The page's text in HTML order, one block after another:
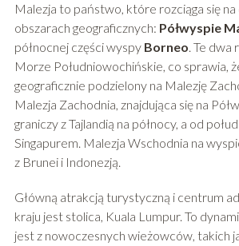
Malezja to państwo, które rozciąga się na
obszarach geograficznych: Półwyspie
północnej części wyspy Borneo. Te dwa
Morze Południowochińskie, co sprawia,
geograficznie podzielony na Malezję
Malezja Zachodnia, znajdująca się na
graniczy z Tajlandią na północy, a od
Singapurem. Malezja Wschodnia na
z Brunei i Indonezją.
Główną atrakcją turystyczną i centrum
kraju jest stolica, Kuala Lumpur. To
jest z nowoczesnych wieżowców, takich